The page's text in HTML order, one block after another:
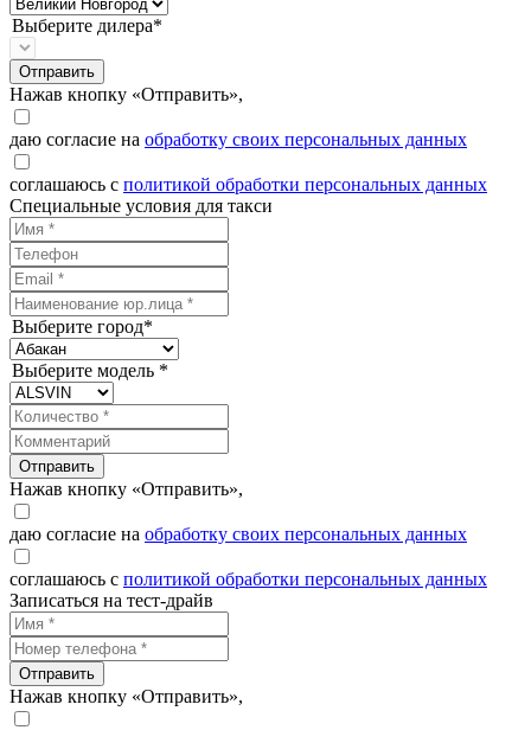
Выберите дилера*
Отправить
Нажав кнопку «Отправить»,
даю согласие на обработку своих персональных данных
соглашаюсь с политикой обработки персональных данных
Специальные условия для такси
Выберите город*
Выберите модель *
Отправить
Нажав кнопку «Отправить»,
даю согласие на обработку своих персональных данных
соглашаюсь с политикой обработки персональных данных
Записаться на тест-драйв
Отправить
Нажав кнопку «Отправить»,